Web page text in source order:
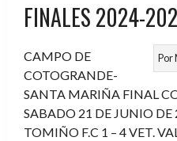
FINALES 2024-
Por
CAMPO DE
COTOGRANDE-
SANTA MARIÑA FINAL
SABADO 21 DE JUNIO DE
TOMIÑO F.C 1 – 4 VET.